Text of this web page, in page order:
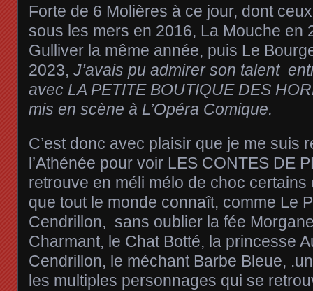
Forte de 6 Molières à ce jour, dont
sous les mers en 2016, La Mouche en
Gulliver la même année, puis Le
2023, J’avais pu admirer son talent
avec LA PETITE BOUTIQUE DES
mis en scène à L’Opéra Comique.
C’est donc avec plaisir que je me suis
l’Athénée pour voir LES CONTES DE
retrouve en méli mélo de choc
que tout le monde connaît, comme Le
Cendrillon, sans oublier la fée
Charmant, le Chat Botté, la princesse
Cendrillon, le méchant Barbe Bleue,
les multiples personnages qui se